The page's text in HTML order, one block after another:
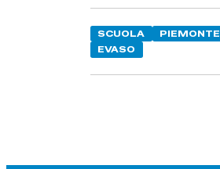
SCUOLA PIEMONTE
EVASO